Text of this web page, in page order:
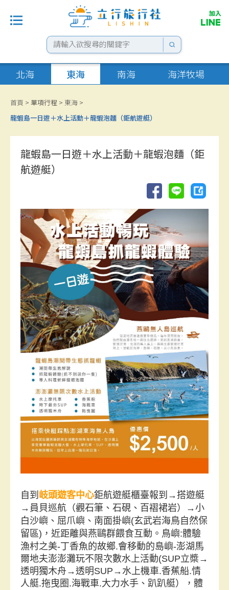
最新消息
套裝行程
住宿選擇
花火資訊
景點介紹
聯外交通
北海 東海 南海 海洋牧場
首頁 > 單項行程 > 東海 >
龍蝦島一日遊＋水上活動＋龍蝦泡麵（鉅航遊艇）
龍蝦島一日遊＋水上活動＋龍蝦泡麵（鉅
航遊艇）
自到 岐頭遊客中心鉅航遊艇櫃臺報到→搭遊艇
→員貝巡航（觀石筆、石硯、百褶裙岩）→小
白沙嶼、屈爪嶼 、 南面掛嶼(玄武岩海鳥自然保
留區)，近距離與燕鷗群餵食互動。 鳥嶼:體驗
漁村之美-丁香魚的故鄉.會移動的島嶼-澎湖馬
爾地夫澎澎灘玩不限次數水上活動(SUP立槳→
透明獨木舟→透明SUP→水上機車.香蕉船.情
人艇.拖曳圈.海戰車.大力水手、趴趴艇），體